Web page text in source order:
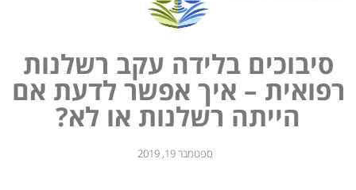
סיבוכים בלידה עקב רשלנות
רפואית – איך אפשר לדעת אם
הייתה רשלנות או לא?
ספטמבר 19, 2019